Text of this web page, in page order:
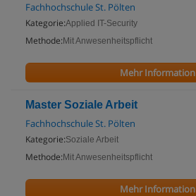
Fachhochschule St. Pölten
Kategorie:Applied IT-Security
Methode: Mit Anwesenheitspflicht
Mehr Information
Master Soziale Arbeit
Fachhochschule St. Pölten
Kategorie:Soziale Arbeit
Methode: Mit Anwesenheitspflicht
Mehr Information